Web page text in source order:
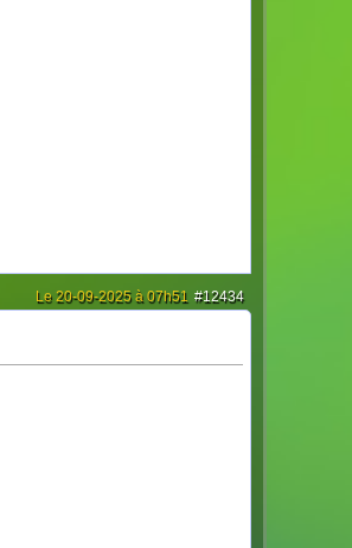
#12434
Le 20-09-2025 à 07h51